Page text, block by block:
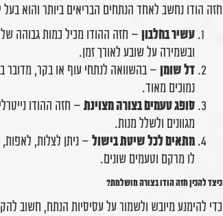
חזה הודו נחשב לאחד הנתחים הבריאים ביותר והוא בעל
עשיר בחלבון– חזה ההודו מכיל כמות גבוהה של
ובשמירה על שובע לאורך זמן.
דל שומן– בהשוואה לנתחי עוף או בקר, מדובר
נמוכים מאוד.
סופג טעמים בצורה מצוינת– חזה ההודו
מגוונים ולשלל מנות.
מתאים לכל שיטת בישול– ניתן לצלות, לאפות,
לו מרקם וטעמים שונים.
כיצד להכין חזה הודו בצורה מושלמת?
כדי להימנע מיובש ולשמור על עסיסיות הנתח, חשוב